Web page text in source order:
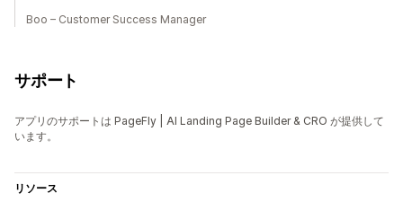
Boo – Customer Success Manager
サポート
アプリのサポートは PageFly | AI Landing Page Builder & CRO が提供して
います。
リソース